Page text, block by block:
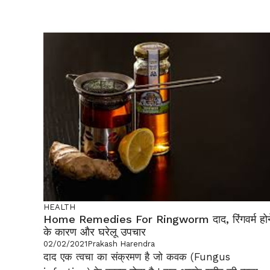
HEALTH
Home Remedies For Ringworm दाद, रिंगवर्म
के कारण और घरेलू उपचार
02/02/2021Prakash Harendra
दाद एक त्वचा का संक्रमण है जो कवक (Fungus